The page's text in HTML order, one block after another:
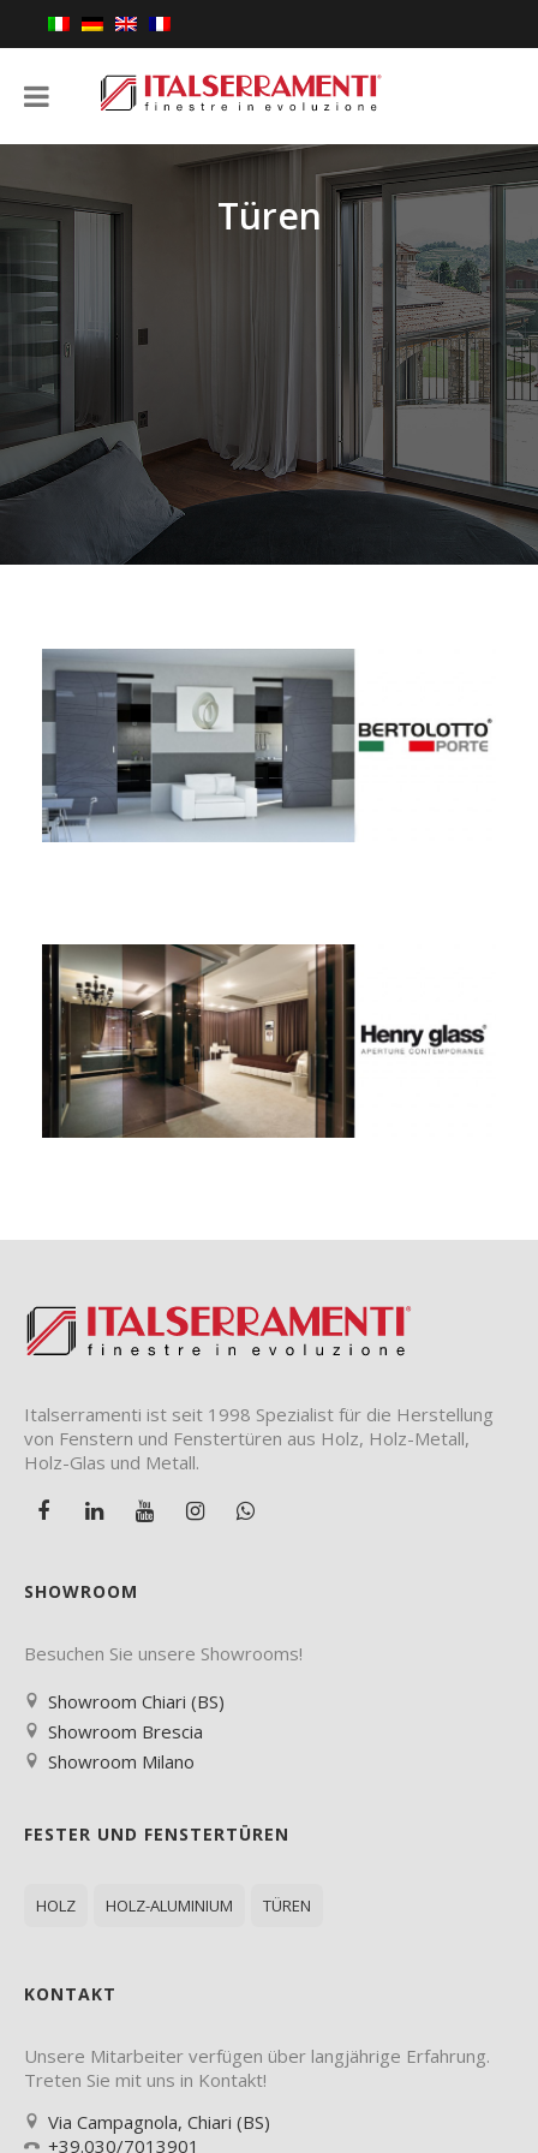
Türen
Italserramenti ist seit 1998 Spezialist für die Herstellung
von Fenstern und Fenstertüren aus Holz, Holz-Metall,
Holz-Glas und Metall.
SHOWROOM
Besuchen Sie unsere Showrooms!
Showroom Chiari (BS)
Showroom Brescia
Showroom Milano
FESTER UND FENSTERTÜREN
HOLZ HOLZ-ALUMINIUM TÜREN
KONTAKT
Unsere Mitarbeiter verfügen über langjährige Erfahrung.
Treten Sie mit uns in Kontakt!
Via Campagnola, Chiari (BS)
+39.030/7013901